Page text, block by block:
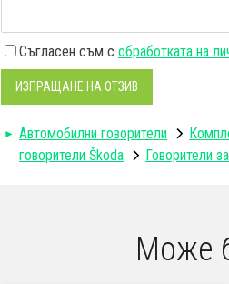
Съгласен съм с обработката на
ИЗПРАЩАНЕ НА ОТЗИВ
Автомобилни говорители
говорители Škoda
Говорители
Може